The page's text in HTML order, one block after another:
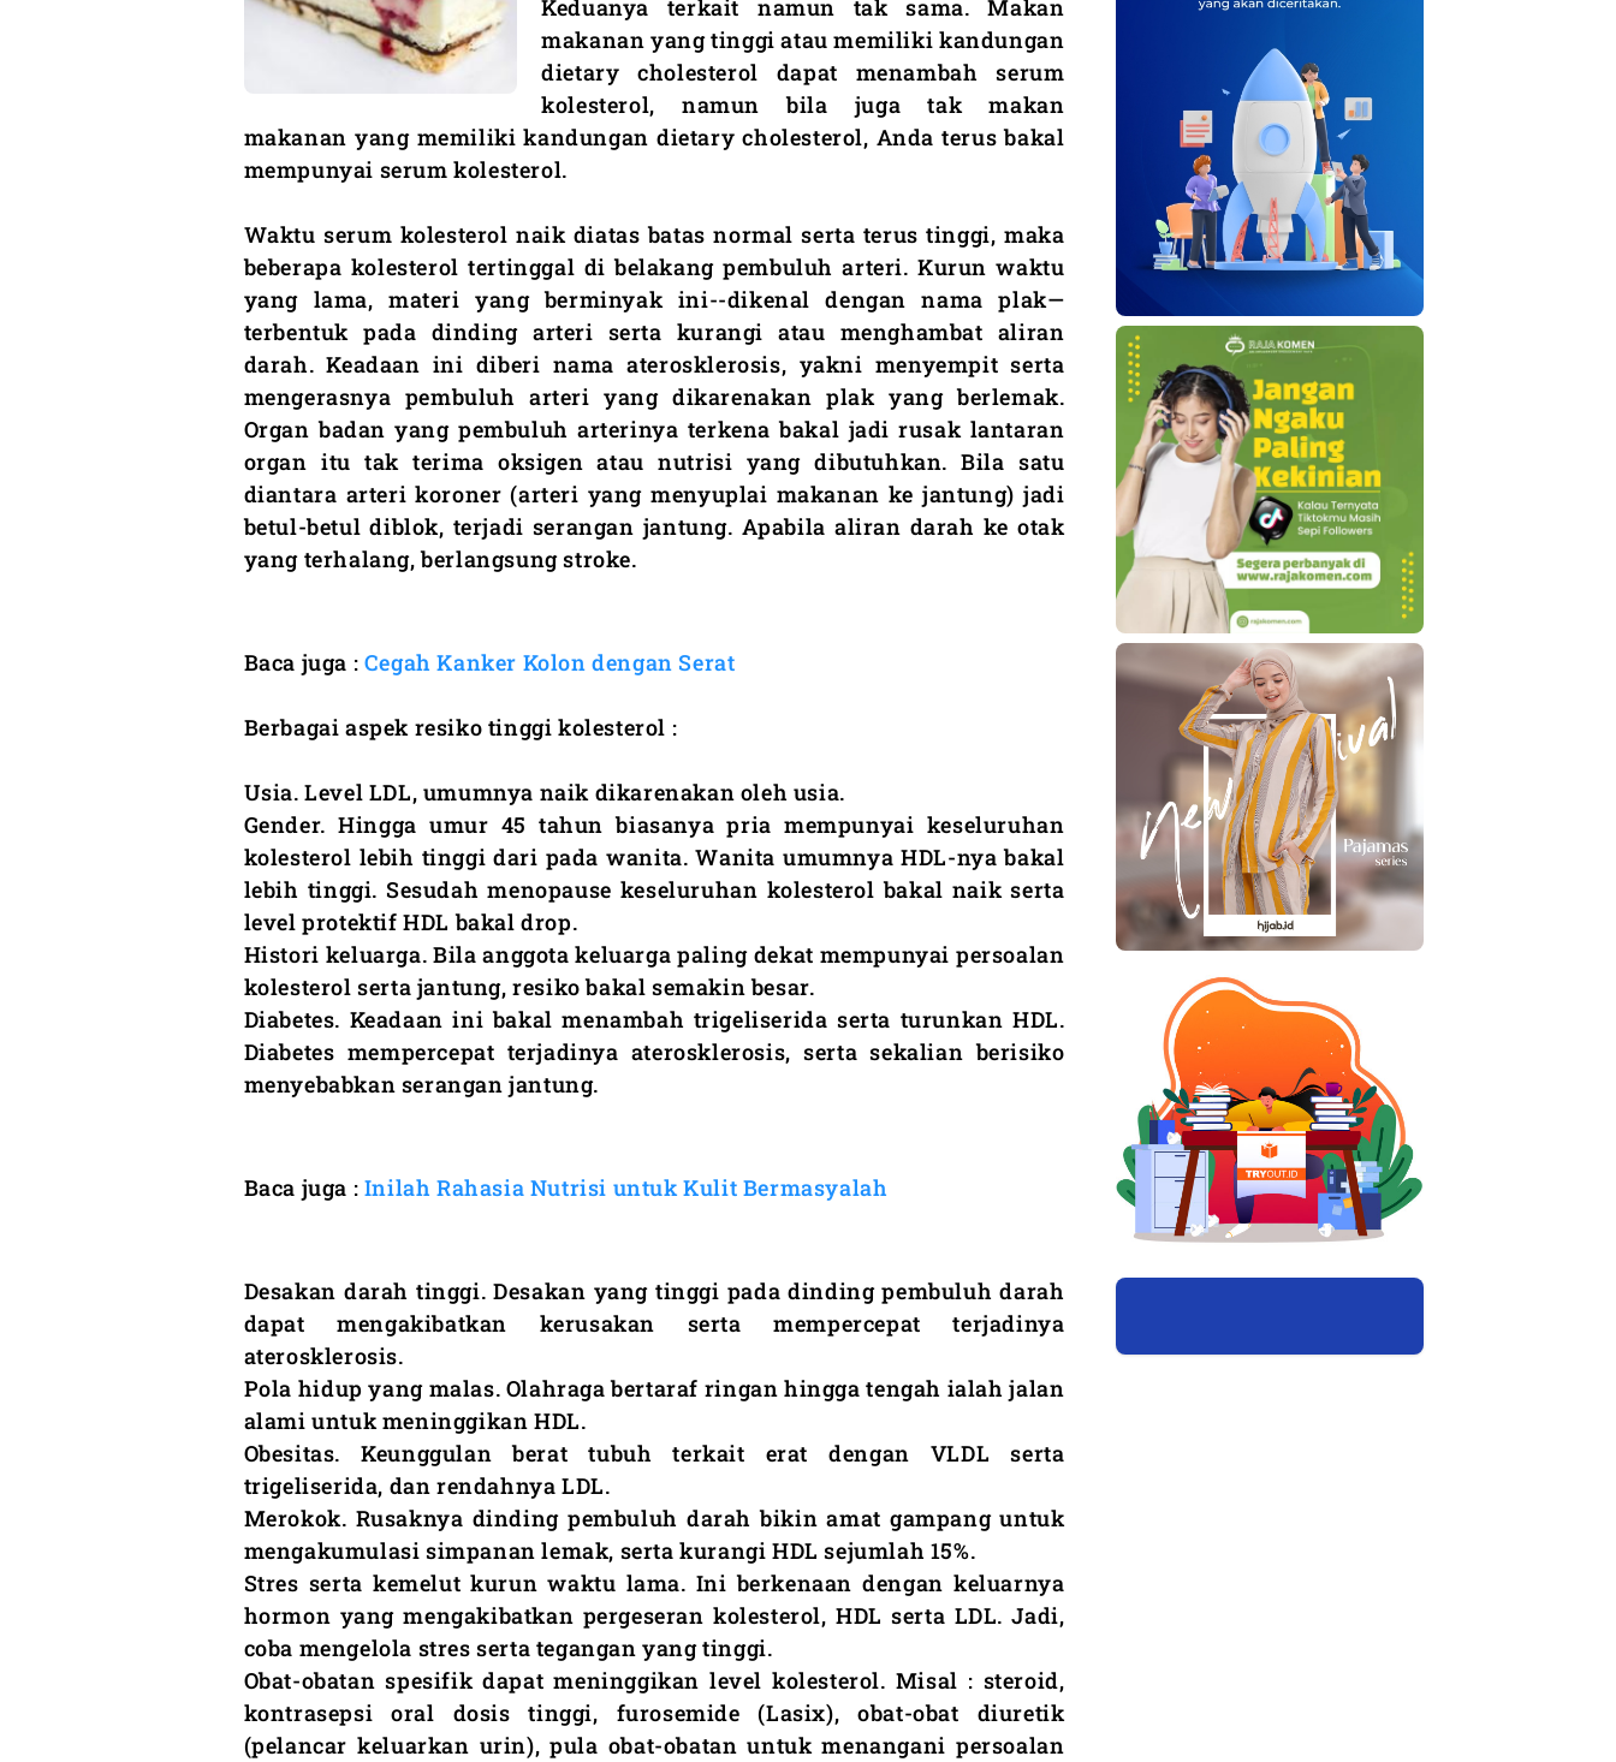
Keduanya terkait namun tak sama. Makan
makanan yang tinggi atau memiliki kandungan
dietary cholesterol dapat menambah serum
kolesterol, namun bila juga tak makan
makanan yang memiliki kandungan dietary cholesterol, Anda terus bakal
mempunyai serum kolesterol.
Waktu serum kolesterol naik diatas batas normal serta terus tinggi, maka
beberapa kolesterol tertinggal di belakang pembuluh arteri. Kurun waktu
yang lama, materi yang berminyak ini--dikenal dengan nama plak—
terbentuk pada dinding arteri serta kurangi atau menghambat aliran
darah. Keadaan ini diberi nama aterosklerosis, yakni menyempit serta
mengerasnya pembuluh arteri yang dikarenakan plak yang berlemak.
Organ badan yang pembuluh arterinya terkena bakal jadi rusak lantaran
organ itu tak terima oksigen atau nutrisi yang dibutuhkan. Bila satu
diantara arteri koroner (arteri yang menyuplai makanan ke jantung) jadi
betul-betul diblok, terjadi serangan jantung. Apabila aliran darah ke otak
yang terhalang, berlangsung stroke.
Baca juga : Cegah Kanker Kolon dengan Serat
Berbagai aspek resiko tinggi kolesterol :
Usia. Level LDL, umumnya naik dikarenakan oleh usia.
Gender. Hingga umur 45 tahun biasanya pria mempunyai keseluruhan
kolesterol lebih tinggi dari pada wanita. Wanita umumnya HDL-nya bakal
lebih tinggi. Sesudah menopause keseluruhan kolesterol bakal naik serta
level protektif HDL bakal drop.
Histori keluarga. Bila anggota keluarga paling dekat mempunyai persoalan
kolesterol serta jantung, resiko bakal semakin besar.
Diabetes. Keadaan ini bakal menambah trigeliserida serta turunkan HDL.
Diabetes mempercepat terjadinya aterosklerosis, serta sekalian berisiko
menyebabkan serangan jantung.
Baca juga : Inilah Rahasia Nutrisi untuk Kulit Bermasyalah
Desakan darah tinggi. Desakan yang tinggi pada dinding pembuluh darah
dapat mengakibatkan kerusakan serta mempercepat terjadinya
aterosklerosis.
Pola hidup yang malas. Olahraga bertaraf ringan hingga tengah ialah jalan
alami untuk meninggikan HDL.
Obesitas. Keunggulan berat tubuh terkait erat dengan VLDL serta
trigeliserida, dan rendahnya LDL.
Merokok. Rusaknya dinding pembuluh darah bikin amat gampang untuk
mengakumulasi simpanan lemak, serta kurangi HDL sejumlah 15%.
Stres serta kemelut kurun waktu lama. Ini berkenaan dengan keluarnya
hormon yang mengakibatkan pergeseran kolesterol, HDL serta LDL. Jadi,
coba mengelola stres serta tegangan yang tinggi.
Obat-obatan spesifik dapat meninggikan level kolesterol. Misal : steroid,
kontrasepsi oral dosis tinggi, furosemide (Lasix), obat-obat diuretik
(pelancar keluarkan urin), pula obat-obatan untuk menangani persoalan